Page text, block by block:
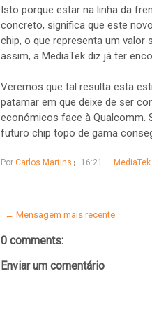
Isto porque estar na linha da
concreto, significa que este
chip, o que representa um valor
assim, a MediaTek diz já ter
Veremos que tal resulta esta
patamar em que deixe de ser
económicos face à Qualcomm.
futuro chip topo de gama
Por Carlos Martins 16:21 MediaTek
← Mensagem mais recente
0 comments:
Enviar um comentário